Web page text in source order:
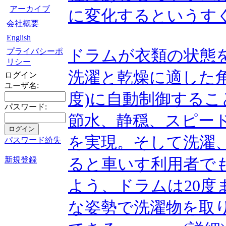
アーカイブ
会社概要
English
プライバシーポ
リシー
ログイン
ユーザ名:
パスワード:
パスワード紛失
新規登録
に変化するというす
ドラムが衣類の状態
洗濯と乾燥に適した
度)に自動制御する
節水、静穏、スピー
を実現。そして洗濯
ると車いす利用者で
よう、ドラムは20度
な姿勢で洗濯物を取